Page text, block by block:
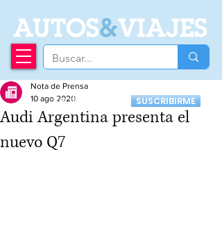
AUTOS&VIAJES
Recibí nuestro
Newsletter
SUSCRIBIRME
Audi Argentina presenta el
nuevo Q7
Nota de Prensa
10 ago 2020